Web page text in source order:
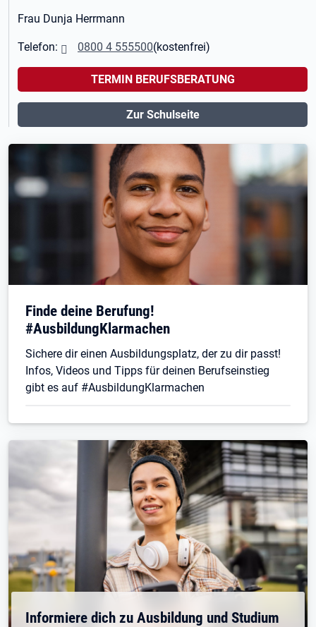
Frau Dunja Herrmann
Telefon: 0800 4 555500(kostenfrei)
TERMIN BERUFSBERATUNG
Zur Schulseite
Finde deine Berufung!
#AusbildungKlarmachen
Sichere dir einen Ausbildungsplatz, der zu dir passt!
Infos, Videos und Tipps für deinen Berufseinstieg
gibt es auf #AusbildungKlarmachen
Informiere dich zu Ausbildung und Studium